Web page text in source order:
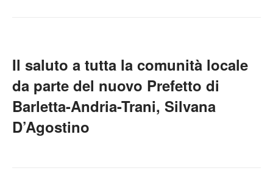
Il saluto a tutta la comunità locale
da parte del nuovo Prefetto di
Barletta-Andria-Trani, Silvana
D’Agostino